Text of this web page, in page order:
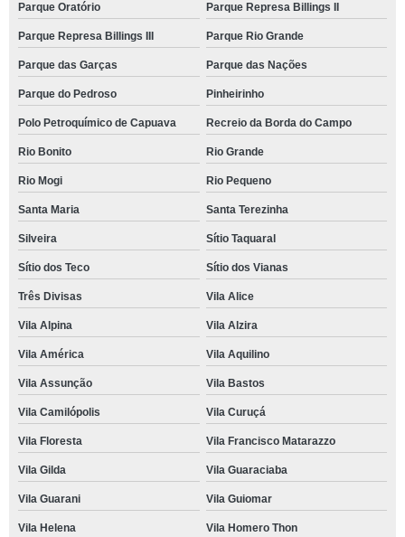
Parque Oratório Parque Represa Billings II
Parque Represa Billings III Parque Rio Grande
Parque das Garças Parque das Nações
Parque do Pedroso Pinheirinho
Polo Petroquímico de Capuava Recreio da Borda do Campo
Rio Bonito Rio Grande
Rio Mogi Rio Pequeno
Santa Maria Santa Terezinha
Silveira Sítio Taquaral
Sítio dos Teco Sítio dos Vianas
Três Divisas Vila Alice
Vila Alpina Vila Alzira
Vila América Vila Aquilino
Vila Assunção Vila Bastos
Vila Camilópolis Vila Curuçá
Vila Floresta Vila Francisco Matarazzo
Vila Gilda Vila Guaraciaba
Vila Guarani Vila Guiomar
Vila Helena Vila Homero Thon